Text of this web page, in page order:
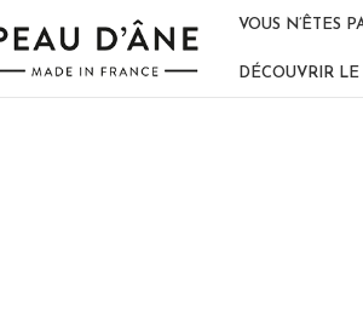
VOUS N’ÊTES
DÉCOUVRIR